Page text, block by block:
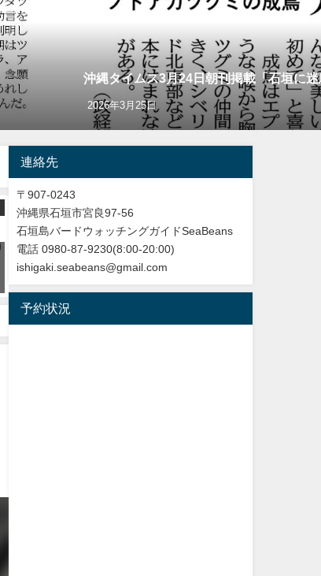
沖縄タイムス3月24日朝刊掲載「石垣
2026年3月25日
バードウオッチング＆野鳥撮影
沖縄タイムス3月24日朝刊掲載
「石垣に迷鳥確認 ３例目 ノ
ドアカツグミ」
2026年3月25日
European roller
連絡先
〒907-0243
沖縄県石垣市宮良97-56
石垣島バードウォッチングガイドSeaBeans
電話 0980-87-9230(8:00-20:00)
ishigaki.seabeans@gmail.com
予約状況